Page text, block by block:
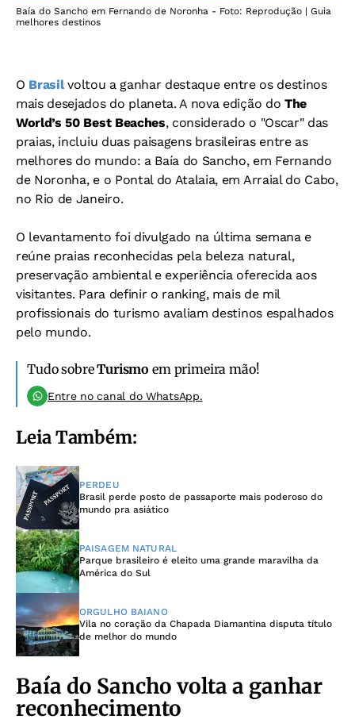
Baía do Sancho em Fernando de Noronha - Foto: Reprodução | Guia
melhores destinos
O Brasilvoltou a ganhar destaque entre os destinos
mais desejados do planeta. A nova edição do The
World’s 50 Best Beaches, considerado o "Oscar" das
praias, incluiu duas paisagens brasileiras entre as
melhores do mundo: a Baía do Sancho, em Fernando
de Noronha, e o Pontal do Atalaia, em Arraial do Cabo,
no Rio de Janeiro.
O levantamento foi divulgado na última semana e
reúne praias reconhecidas pela beleza natural,
preservação ambiental e experiência oferecida aos
visitantes. Para definir o ranking, mais de mil
profissionais do turismo avaliam destinos espalhados
pelo mundo.
Tudo sobreTurismo em primeira mão!
Entre no canal do WhatsApp.
Leia Também:
PERDEU
Brasil perde posto de passaporte mais poderoso do
mundo pra asiático
PAISAGEM NATURAL
Parque brasileiro é eleito uma grande maravilha da
América do Sul
ORGULHO BAIANO
Vila no coração da Chapada Diamantina disputa título
de melhor do mundo
Baía do Sancho volta a ganhar
reconhecimento